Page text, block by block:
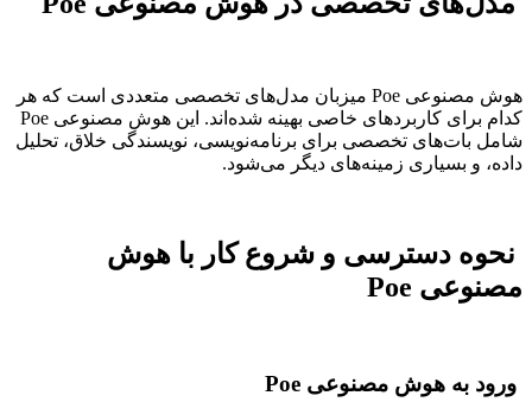
هوش مصنوعی Poe میزبان مدل‌های تخصصی متعددی است که هر
کدام برای کاربردهای خاصی بهینه شده‌اند. این هوش مصنوعی Poe
شامل بات‌های تخصصی برای برنامه‌نویسی، نویسندگی خلاق، تحلیل
داده، و بسیاری زمینه‌های دیگر می‌شود.
نحوه دسترسی و شروع کار با هوش
مصنوعی Poe
ورود به هوش مصنوعی Poe